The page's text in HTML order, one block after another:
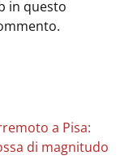
in questo
a Pisa:
di magnitudo